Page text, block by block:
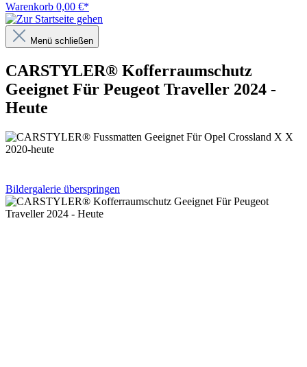
Warenkorb 0,00 €*
Menü schließen
CARSTYLER® Kofferraumschutz
Geeignet Für Peugeot Traveller 2024 -
Heute
Bildergalerie überspringen